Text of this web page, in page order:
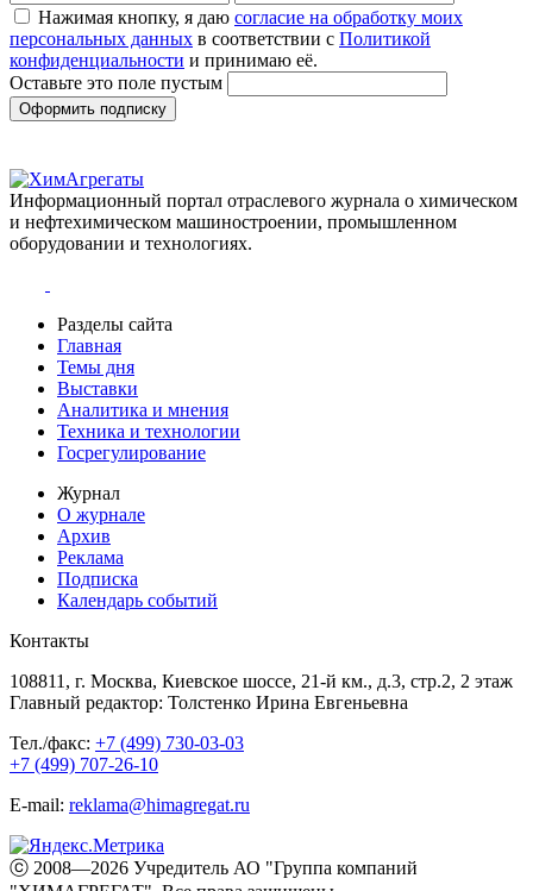
Нажимая кнопку, я даю согласие на обработку моих
персональных данных в соответствии с Политикой
конфиденциальности и принимаю её.
Оставьте это поле пустым
Оформить подписку
Информационный портал отраслевого журнала о химическом
и нефтехимическом машиностроении, промышленном
оборудовании и технологиях.
Разделы сайта
Главная
Темы дня
Выставки
Аналитика и мнения
Техника и технологии
Госрегулирование
Журнал
О журнале
Архив
Реклама
Подписка
Календарь событий
Контакты
108811, г. Москва, Киевское шоссе, 21-й км., д.3, стр.2, 2 этаж
Главный редактор: Толстенко Ирина Евгеньевна
Тел./факс: +7 (499) 730-03-03
+7 (499) 707-26-10
E-mail: reklama@himagregat.ru
ⓒ 2008—2026 Учредитель АО "Группа компаний